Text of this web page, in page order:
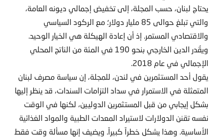
يحتاج لبنان، حسب المجلة، إلى تخفيض إجمالي ديونه العامة،
والتي تبلغ حوالى 85 مليار دولار؛ مع الركود السياسي
والاقتصادي المستمر. إذ أن إعادة الهيكلة هي الخيار الوحيد.
ويقُدر الدين الخارجي بنحو 190 في المئة من الناتج المحلي
الإجمالي في عام 2018.
يقول أحد المستثمرين في لندن، للمجلة، إن سياسة مصرف لبنان
المتمثلة في الاستمرار في سداد التزامات السندات، قد ينظر إليها
بشكل إيجابي من قبل المستثمرين الدوليين، لكنها في الوقت
نفسه تقنن الدولارات لاستيراد المعدات الطبية والمواد الغذائية
الأساسية. وهذا يشكل خطراً كبيراً. ويضيف إنها مسألة وقت فقط